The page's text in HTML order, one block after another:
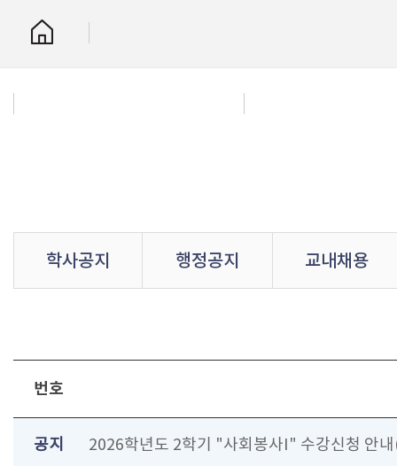
학사공지 행정공지 교내채용
번호
공지 2026학년도 2학기 "사회봉사I" 수강신청 안